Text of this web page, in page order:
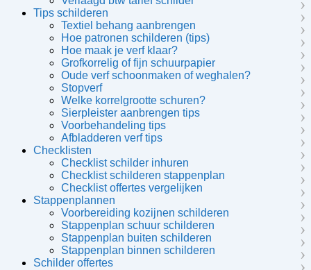
Tips schilderen
Textiel behang aanbrengen
Hoe patronen schilderen (tips)
Hoe maak je verf klaar?
Grofkorrelig of fijn schuurpapier
Oude verf schoonmaken of weghalen?
Stopverf
Welke korrelgrootte schuren?
Sierpleister aanbrengen tips
Voorbehandeling tips
Afbladderen verf tips
Checklisten
Checklist schilder inhuren
Checklist schilderen stappenplan
Checklist offertes vergelijken
Stappenplannen
Voorbereiding kozijnen schilderen
Stappenplan schuur schilderen
Stappenplan buiten schilderen
Stappenplan binnen schilderen
Schilder offertes